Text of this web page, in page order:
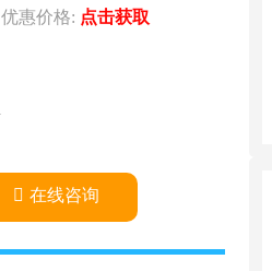
优惠价格: 点击获取
在线咨询